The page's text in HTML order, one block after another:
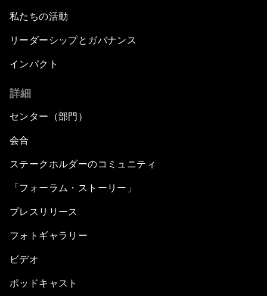
私たちの活動
リーダーシップとガバナンス
インパクト
詳細
センター（部門）
会合
ステークホルダーのコミュニティ
「フォーラム・ストーリー」
プレスリリース
フォトギャラリー
ビデオ
ポッドキャスト